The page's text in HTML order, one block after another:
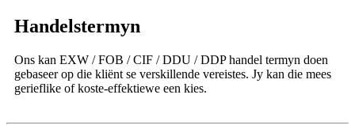
Handelstermyn
Ons kan EXW / FOB / CIF / DDU / DDP handel termyn doen
gebaseer op die kliënt se verskillende vereistes. Jy kan die mees
gerieflike of koste-effektiewe een kies.